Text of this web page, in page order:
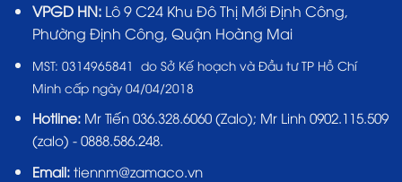
VPGD HN:Lô 9 C24 Khu Đô Thị Mới Định Công,
Phường Định Công, Quận Hoàng Mai
MST: 0314965841 do Sở Kế hoạch và Đầu tư TP Hồ Chí
Minh cấp ngày 04/04/2018
Hotline: Mr Tiến 036.328.6060(Zalo); Mr Linh 0902.115.509
(zalo) - 0888.586.248.
Email:tiennm@zamaco.vn